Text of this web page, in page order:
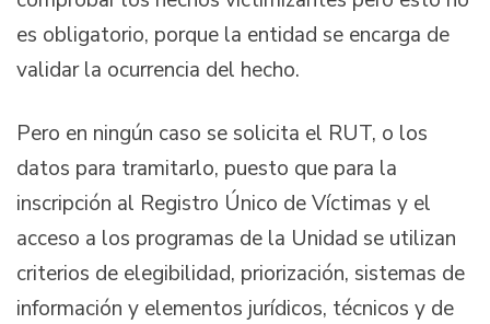
es obligatorio, porque la entidad se encarga de
validar la ocurrencia del hecho.
Pero en ningún caso se solicita el RUT, o los
datos para tramitarlo, puesto que para la
inscripción al Registro Único de Víctimas y el
acceso a los programas de la Unidad se utilizan
criterios de elegibilidad, priorización, sistemas de
información y elementos jurídicos, técnicos y de